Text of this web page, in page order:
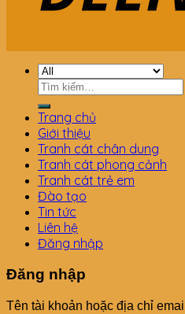
Tìm
kiếm:
Trang chủ
Giới thiệu
Tranh cát chân dung
Tranh cát phong cảnh
Tranh cát trẻ em
Đào tạo
Tin tức
Liên hệ
Đăng nhập
Đăng nhập
Tên tài khoản hoặc địa chỉ email